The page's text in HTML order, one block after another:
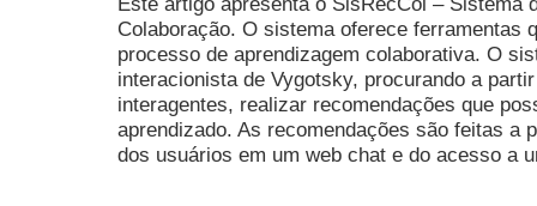
Colaboração. O sistema oferece ferramentas
processo de aprendizagem colaborativa. O
interacionista de Vygotsky, procurando a
interagentes, realizar recomendações que
aprendizado. As recomendações são feitas a
dos usuários em um web chat e do acesso a